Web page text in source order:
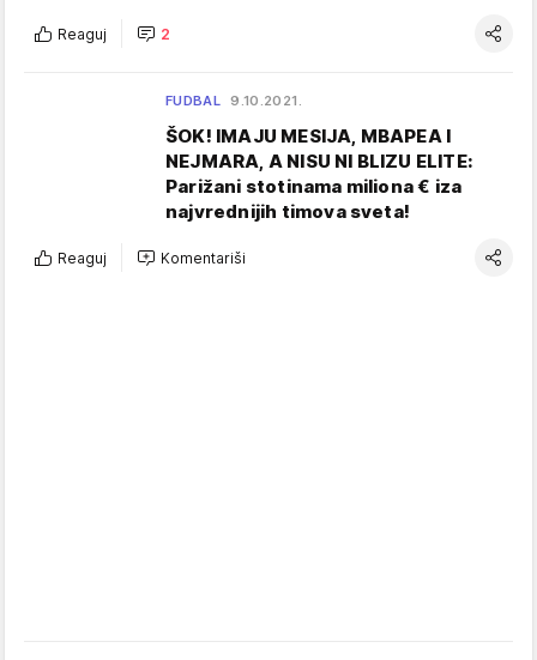
Reaguj 2
FUDBAL 9.10.2021.
ŠOK! IMAJU MESIJA, MBAPEA I
NEJMARA, A NISU NI BLIZU ELITE:
Parižani stotinama miliona € iza
najvrednijih timova sveta!
Reaguj Komentariši